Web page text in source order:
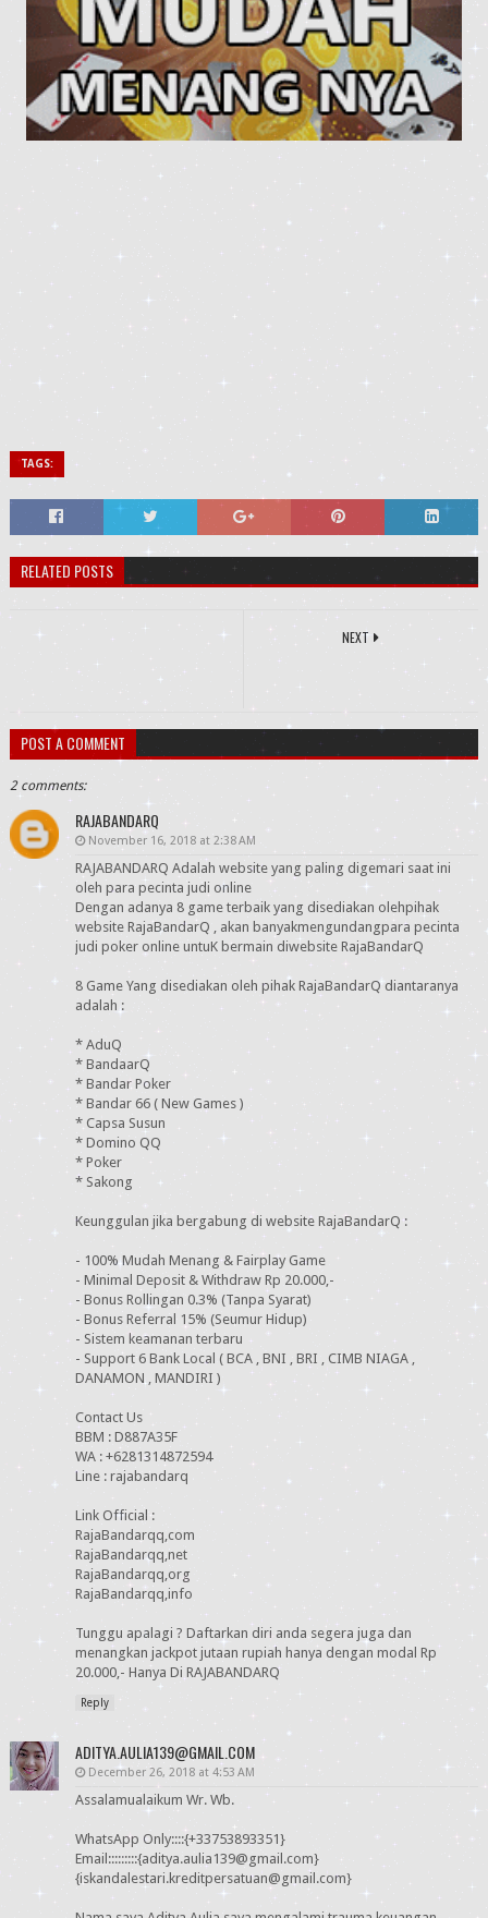
TAGS:
RELATED POSTS
NEXT
POST A COMMENT
2 comments:
RAJABANDARQ
November 16, 2018 at 2:38 AM
RAJABANDARQ Adalah website yang paling digemari saat ini
oleh para pecinta judi online
Dengan adanya 8 game terbaik yang disediakan olehpihak
website RajaBandarQ , akan banyakmengundangpara pecinta
judi poker online untuK bermain diwebsite RajaBandarQ
8 Game Yang disediakan oleh pihak RajaBandarQ diantaranya
adalah :
* AduQ
* BandaarQ
* Bandar Poker
* Bandar 66 ( New Games )
* Capsa Susun
* Domino QQ
* Poker
* Sakong
Keunggulan jika bergabung di website RajaBandarQ :
- 100% Mudah Menang & Fairplay Game
- Minimal Deposit & Withdraw Rp 20.000,-
- Bonus Rollingan 0.3% (Tanpa Syarat)
- Bonus Referral 15% (Seumur Hidup)
- Sistem keamanan terbaru
- Support 6 Bank Local ( BCA , BNI , BRI , CIMB NIAGA ,
DANAMON , MANDIRI )
Contact Us
BBM : D887A35F
WA : +6281314872594
Line : rajabandarq
Link Official :
RajaBandarqq,com
RajaBandarqq,net
RajaBandarqq,org
RajaBandarqq,info
Tunggu apalagi ? Daftarkan diri anda segera juga dan
menangkan jackpot jutaan rupiah hanya dengan modal Rp
20.000,- Hanya Di RAJABANDARQ
Reply
ADITYA.AULIA139@GMAIL.COM
December 26, 2018 at 4:53 AM
Assalamualaikum Wr. Wb.
WhatsApp Only::::{+33753893351}
Email:::::::::{aditya.aulia139@gmail.com}
{iskandalestari.kreditpersatuan@gmail.com}